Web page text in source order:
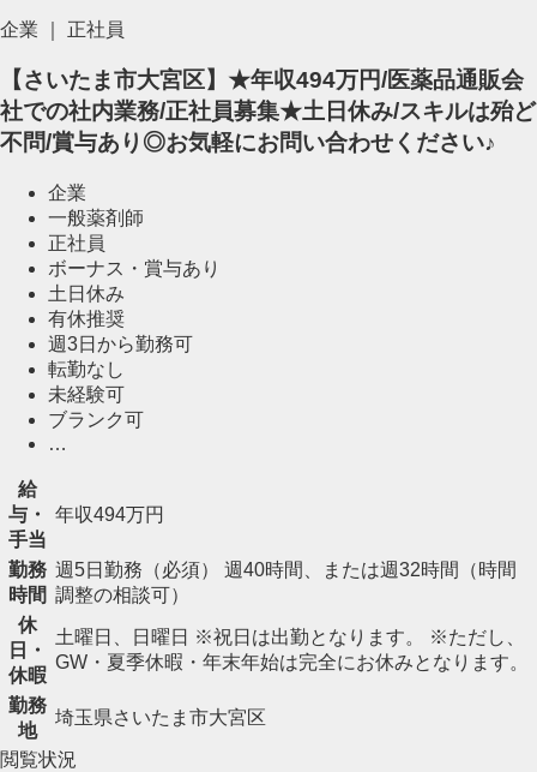
企業 ｜ 正社員
【さいたま市大宮区】★年収494万円/医薬品通販会
社での社内業務/正社員募集★土日休み/スキルは殆ど
不問/賞与あり◎お気軽にお問い合わせください♪
企業
一般薬剤師
正社員
ボーナス・賞与あり
土日休み
有休推奨
週3日から勤務可
転勤なし
未経験可
ブランク可
…
給
与・
手当
年収494万円
勤務
時間
週5日勤務（必須） 週40時間、または週32時間（時間
調整の相談可）
休
日・
休暇
土曜日、日曜日 ※祝日は出勤となります。 ※ただし、
GW・夏季休暇・年末年始は完全にお休みとなります。
勤務
地
埼玉県さいたま市大宮区
閲覧状況